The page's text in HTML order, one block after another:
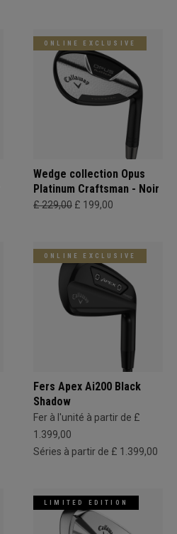
ONLINE EXCLUSIVE
Wedge collection Opus
Platinum Craftsman - Noir
£ 229,00 £ 199,00
ONLINE EXCLUSIVE
Fers Apex Ai200 Black
Shadow
Fer à l'unité à partir de £
1.399,00
Séries à partir de £ 1.399,00
LIMITED EDITION